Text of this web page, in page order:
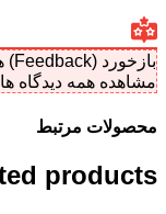
دیدگاه ها
مرتبط
Related